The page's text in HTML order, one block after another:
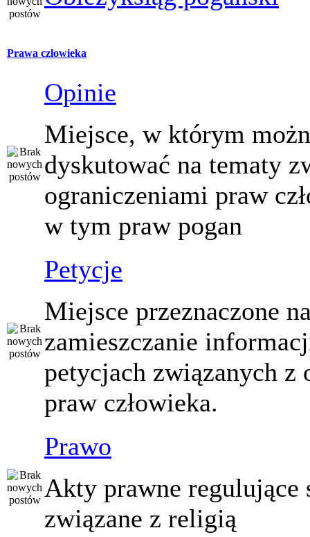
Prawa człowieka
Opinie
Miejsce, w którym
dyskutować na tematy
ograniczeniami praw
w tym praw pogan
Petycje
Miejsce przeznaczone
zamieszczanie
petycjach związanych z
praw człowieka.
Prawo
Akty prawne regulujące
związane z religią